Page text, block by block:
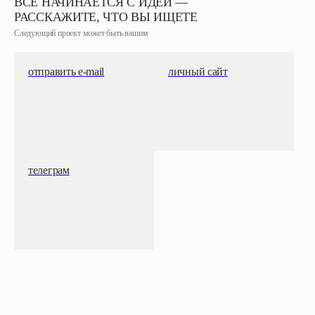
РАССКАЖИТЕ, ЧТО ВЫ ИЩЕТЕ
Следующий проект может быть вашим
отправить e-mail личный сайт
телеграм